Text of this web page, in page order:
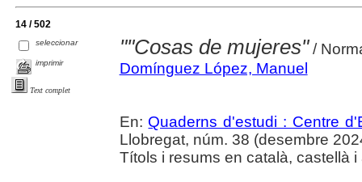
14 / 502
seleccionar
imprimir
Text complet
""Cosas de mujeres"/
Domínguez López, Manuel
En: Quaderns d'estudi : Centre
Llobregat, núm. 38 (desembre
Títols i resums en català, castellà i